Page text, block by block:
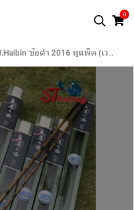
0
ข้อดำ 2016 ทูแพ็ค (เวทกลาง-แข็ง)